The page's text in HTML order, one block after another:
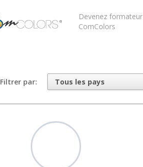
Devenez formateur
ComColors
Filtrer par: